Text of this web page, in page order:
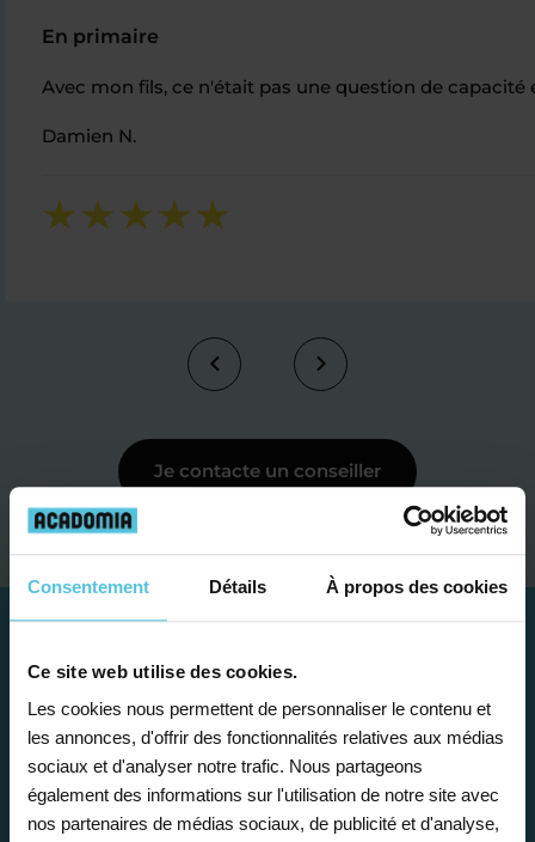
Consentement Détails À propos des cookies
Ce site web utilise des cookies.
Les cookies nous permettent de personnaliser le contenu et
les annonces, d'offrir des fonctionnalités relatives aux médias
sociaux et d'analyser notre trafic. Nous partageons
également des informations sur l'utilisation de notre site avec
nos partenaires de médias sociaux, de publicité et d'analyse,
En primaire
Avec mon fils, ce n'était pas une question de
Damien N.
Je contacte un conseiller